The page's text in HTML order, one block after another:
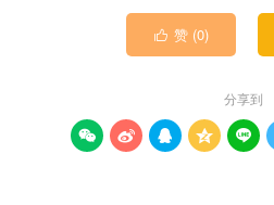
 赞 (0)
分享到
    